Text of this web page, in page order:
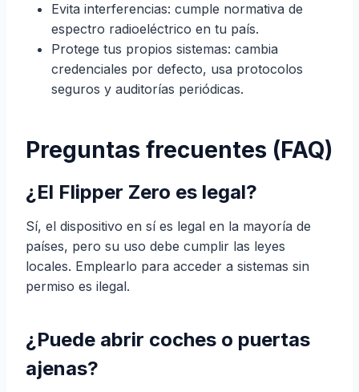
Evita interferencias: cumple normativa de
espectro radioeléctrico en tu país.
Protege tus propios sistemas: cambia
credenciales por defecto, usa protocolos
seguros y auditorías periódicas.
Preguntas frecuentes (FAQ)
¿El Flipper Zero es legal?
Sí, el dispositivo en sí es legal en la mayoría de
países, pero su uso debe cumplir las leyes
locales. Emplearlo para acceder a sistemas sin
permiso es ilegal.
¿Puede abrir coches o puertas
ajenas?